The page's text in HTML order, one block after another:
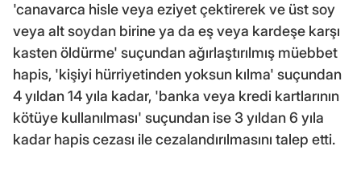
'canavarca hisle veya eziyet çektirerek ve üst soy
veya alt soydan birine ya da eş veya kardeşe karşı
kasten öldürme' suçundan ağırlaştırılmış müebbet
hapis, 'kişiyi hürriyetinden yoksun kılma' suçundan
4 yıldan 14 yıla kadar, 'banka veya kredi kartlarının
kötüye kullanılması' suçundan ise 3 yıldan 6 yıla
kadar hapis cezası ile cezalandırılmasını talep etti.